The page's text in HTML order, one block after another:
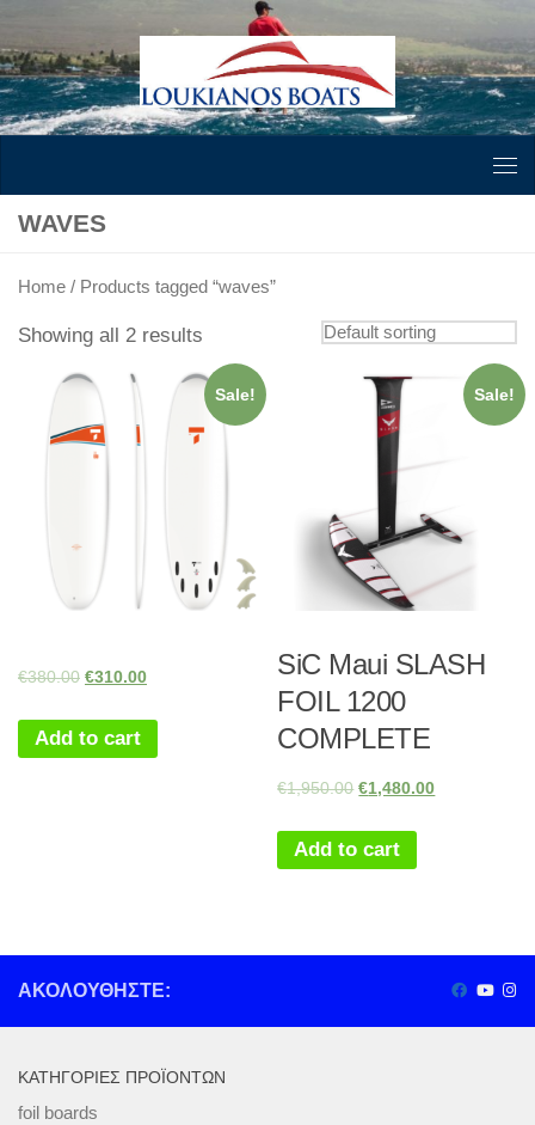
Skip to content
WAVES
Home / Products tagged “waves”
Showing all 2 results
Sale!
€380.00 €310.00
Add to cart
Sale!
SiC Maui SLASH
FOIL 1200
COMPLETE
€1,950.00 €1,480.00
Add to cart
ΑΚΟΛΟΥΘΉΣΤΕ:
ΚΑΤΗΓΟΡΊΕΣ ΠΡΟΪΌΝΤΩΝ
foil boards